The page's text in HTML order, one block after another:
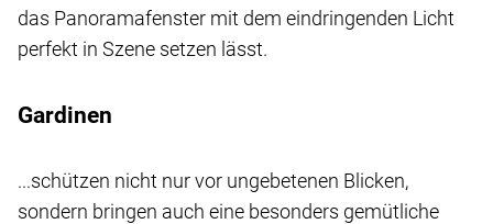
das Panoramafenster mit dem eindringenden Licht
perfekt in Szene setzen lässt.
Gardinen
...schützen nicht nur vor ungebetenen Blicken,
sondern bringen auch eine besonders gemütliche